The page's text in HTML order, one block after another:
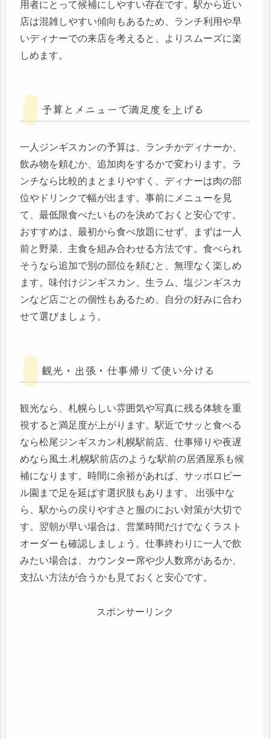
用者にとって候補にしやすい存在です。駅から近い
店は混雑しやすい傾向もあるため、ランチ利用や早
いディナーでの来店を考えると、よりスムーズに楽
しめます。
予算とメニューで満足度を上げる
一人ジンギスカンの予算は、ランチかディナーか、
飲み物を頼むか、追加肉をするかで変わります。ラ
ンチなら比較的まとまりやすく、ディナーは肉の部
位やドリンクで幅が出ます。事前にメニューを見
て、最低限食べたいものを決めておくと安心です。
おすすめは、最初から食べ放題にせず、まずは一人
前と野菜、主食を組み合わせる方法です。食べられ
そうなら追加で別の部位を頼むと、無理なく楽しめ
ます。味付けジンギスカン、生ラム、塩ジンギスカ
ンなど店ごとの個性もあるため、自分の好みに合わ
せて選びましょう。
観光・出張・仕事帰りで使い分ける
観光なら、札幌らしい雰囲気や写真に残る体験を重
視すると満足度が上がります。駅近でサッと食べる
なら松尾ジンギスカン札幌駅前店、仕事帰りや夜遅
めなら風土.札幌駅前店のような駅前の居酒屋系も候
補になります。時間に余裕があれば、サッポロビー
ル園まで足を延ばす選択肢もあります。 出張中な
ら、駅からの戻りやすさと服のにおい対策が大切で
す。翌朝が早い場合は、営業時間だけでなくラスト
オーダーも確認しましょう。仕事終わりに一人で飲
みたい場合は、カウンター席や少人数席があるか、
支払い方法が合うかも見ておくと安心です。
スポンサーリンク